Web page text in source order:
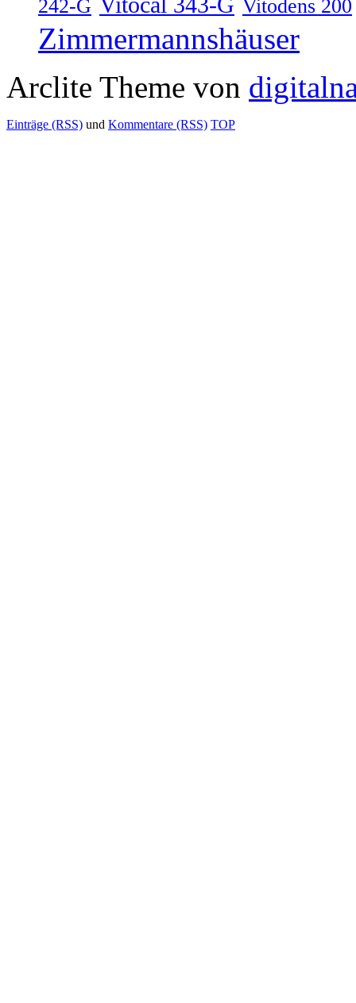
242-G Vitodens 200
Zimmermannshäuser
Arclite Theme von
Einträge (RSS) und Kommentare (RSS) TOP